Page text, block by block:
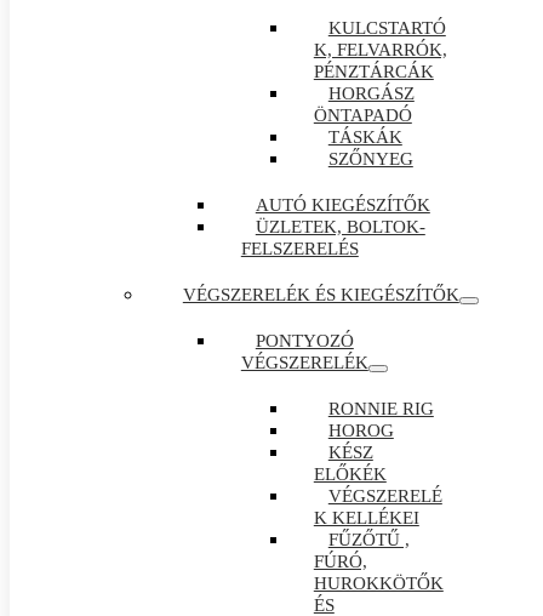
KULCSTARTÓ
K, FELVARRÓK,
PÉNZTÁRCÁK
HORGÁSZ
ÖNTAPADÓ
TÁSKÁK
SZŐNYEG
AUTÓ KIEGÉSZÍTŐK
ÜZLETEK, BOLTOK-
FELSZERELÉS
VÉGSZERELÉK ÉS KIEGÉSZÍTŐK
PONTYOZÓ
VÉGSZERELÉK
RONNIE RIG
HOROG
KÉSZ
ELŐKÉK
VÉGSZERELÉ
K KELLÉKEI
FŰZŐTŰ ,
FÚRÓ,
HUROKKÖTŐK
ÉS